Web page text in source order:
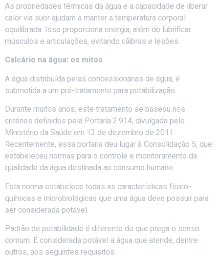
As propriedades térmicas da água e a capacidade de liberar
calor via suor ajudam a manter a temperatura corporal
equilibrada. Isso proporciona energia, além de lubrificar
músculos e articulações, evitando cãibras e lesões.
Calcário na água: os mitos
A água distribuída pelas concessionárias de água, é
submetida a um pré-tratamento para potabilização.
Durante muitos anos, este tratamento se baseou nos
critérios definidos pela Portaria 2.914, divulgada pelo
Ministério da Saúde em 12 de dezembro de 2011.
Recentemente, essa portaria deu lugar à Consolidação 5, que
estabeleceu normas para o controle e monitoramento da
qualidade da água destinada ao consumo humano.
Esta norma estabelece todas as características físico-
químicas e microbiológicas que uma água deve possuir para
ser considerada potável.
Padrão de potabilidade é diferente do que prega o senso
comum. É considerada potável a água que atende, dentre
outros, aos seguintes requisitos: